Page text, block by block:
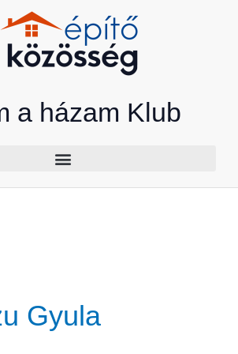
a házam Klub
Gyula